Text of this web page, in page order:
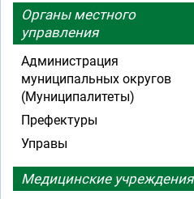
Органы местного
управления
Администрация
муниципальных округов
(Муниципалитеты)
Префектуры
Управы
Медицинские учреждения